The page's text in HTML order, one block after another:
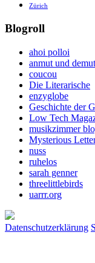
Zürich
Blogroll
ahoi polloi
anmut und demut
coucou
Die Literarische
enzyglobe
Geschichte der
Low Tech
musikzimmer
Mysterious
nuss
ruhelos
sarah genner
threelittlebirds
uarrr.org
Datenschutzerklärung